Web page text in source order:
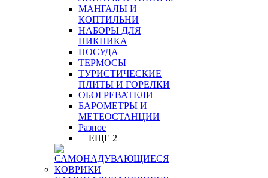
МАНГАЛЫ И
КОПТИЛЬНИ
НАБОРЫ ДЛЯ
ПИКНИКА
ПОСУДА
ТЕРМОСЫ
ТУРИСТИЧЕСКИЕ
ПЛИТЫ И ГОРЕЛКИ
ОБОГРЕВАТЕЛИ
БАРОМЕТРЫ И
МЕТЕОСТАНЦИИ
Разное
+ ЕЩЕ 2